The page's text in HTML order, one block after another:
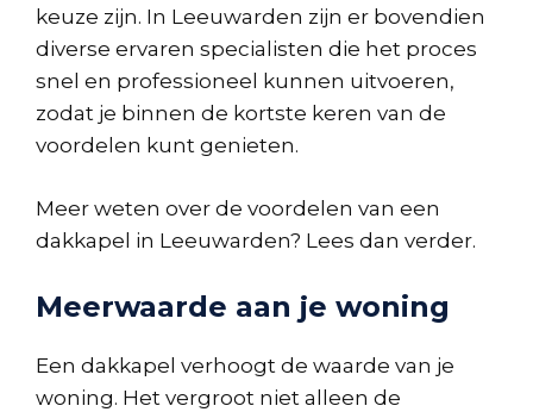
keuze zijn. In Leeuwarden zijn er bovendien
diverse ervaren specialisten die het proces
snel en professioneel kunnen uitvoeren,
zodat je binnen de kortste keren van de
voordelen kunt genieten.
Meer weten over de voordelen van een
dakkapel in Leeuwarden? Lees dan verder.
Meerwaarde aan je woning
Een dakkapel verhoogt de waarde van je
woning. Het vergroot niet alleen de